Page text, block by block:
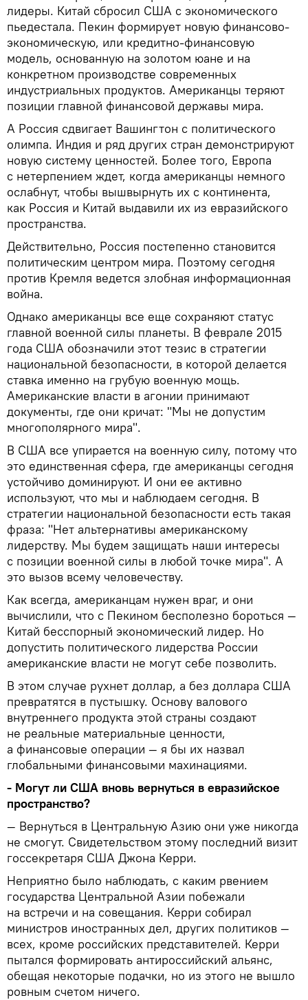
лидеры. Китай сбросил США с экономического
пьедестала. Пекин формирует новую финансово-
экономическую, или кредитно-финансовую
модель, основанную на золотом юане и на
конкретном производстве современных
индустриальных продуктов. Американцы теряют
позиции главной финансовой державы мира.
А Россия сдвигает Вашингтон с политического
олимпа. Индия и ряд других стран демонстрируют
новую систему ценностей. Более того, Европа
с нетерпением ждет, когда американцы немного
ослабнут, чтобы вышвырнуть их с континента,
как Россия и Китай выдавили их из евразийского
пространства.
Действительно, Россия постепенно становится
политическим центром мира. Поэтому сегодня
против Кремля ведется злобная информационная
война.
Однако американцы все еще сохраняют статус
главной военной силы планеты. В феврале 2015
года США обозначили этот тезис в стратегии
национальной безопасности, в которой делается
ставка именно на грубую военную мощь.
Американские власти в агонии принимают
документы, где они кричат: "Мы не допустим
многополярного мира".
В США все упирается на военную силу, потому что
это единственная сфера, где американцы сегодня
устойчиво доминируют. И они ее активно
используют, что мы и наблюдаем сегодня. В
стратегии национальной безопасности есть такая
фраза: "Нет альтернативы американскому
лидерству. Мы будем защищать наши интересы
с позиции военной силы в любой точке мира". А
это вызов всему человечеству.
Как всегда, американцам нужен враг, и они
вычислили, что с Пекином бесполезно бороться —
Китай бесспорный экономический лидер. Но
допустить политического лидерства России
американские власти не могут себе позволить.
В этом случае рухнет доллар, а без доллара США
превратятся в пустышку. Основу валового
внутреннего продукта этой страны создают
не реальные материальные ценности,
а финансовые операции — я бы их назвал
глобальными финансовыми махинациями.
- Могут ли США вновь вернуться в евразийское
пространство?
— Вернуться в Центральную Азию они уже никогда
не смогут. Свидетельством этому последний визит
госсекретаря США Джона Керри.
Неприятно было наблюдать, с каким рвением
государства Центральной Азии побежали
на встречи и на совещания. Керри собирал
министров иностранных дел, других политиков —
всех, кроме российских представителей. Керри
пытался формировать антироссийский альянс,
обещая некоторые подачки, но из этого не вышло
ровным счетом ничего.